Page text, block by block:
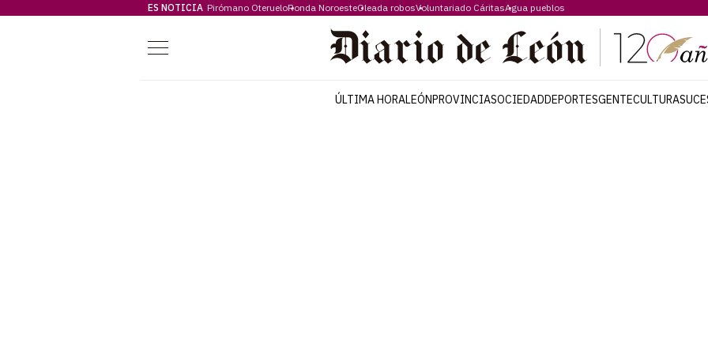
ES NOTICIA Pirómano OterueloRonda NoroesteOleada robosVoluntariado CáritasAgua pueblos
Menú
ÚLTIMA HORALEÓNPROVINCIASOCIEDADDEPORTESGENTECULTURA